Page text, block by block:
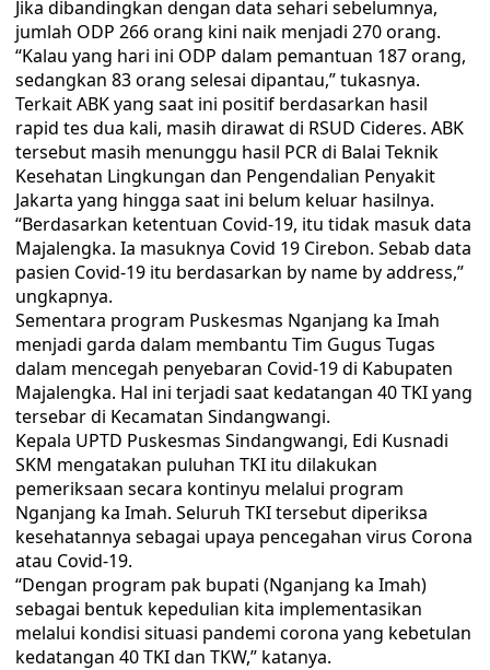
Jika dibandingkan dengan data sehari sebelumnya,
jumlah ODP 266 orang kini naik menjadi 270 orang.
“Kalau yang hari ini ODP dalam pemantuan 187 orang,
sedangkan 83 orang selesai dipantau,” tukasnya.
Terkait ABK yang saat ini positif berdasarkan hasil
rapid tes dua kali, masih dirawat di RSUD Cideres. ABK
tersebut masih menunggu hasil PCR di Balai Teknik
Kesehatan Lingkungan dan Pengendalian Penyakit
Jakarta yang hingga saat ini belum keluar hasilnya.
“Berdasarkan ketentuan Covid-19, itu tidak masuk data
Majalengka. Ia masuknya Covid 19 Cirebon. Sebab data
pasien Covid-19 itu berdasarkan by name by address,”
ungkapnya.
Sementara program Puskesmas Nganjang ka Imah
menjadi garda dalam membantu Tim Gugus Tugas
dalam mencegah penyebaran Covid-19 di Kabupaten
Majalengka. Hal ini terjadi saat kedatangan 40 TKI yang
tersebar di Kecamatan Sindangwangi.
Kepala UPTD Puskesmas Sindangwangi, Edi Kusnadi
SKM mengatakan puluhan TKI itu dilakukan
pemeriksaan secara kontinyu melalui program
Nganjang ka Imah. Seluruh TKI tersebut diperiksa
kesehatannya sebagai upaya pencegahan virus Corona
atau Covid-19.
“Dengan program pak bupati (Nganjang ka Imah)
sebagai bentuk kepedulian kita implementasikan
melalui kondisi situasi pandemi corona yang kebetulan
kedatangan 40 TKI dan TKW,” katanya.